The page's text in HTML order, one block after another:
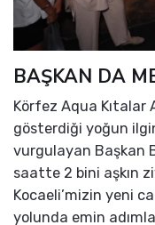
BAŞKAN DA
Körfez Aqua Kıtalar
gösterdiği yoğun
vurgulayan Başkan
saatte 2 bini aşkın
Kocaeli’mizin yeni
yolunda emin